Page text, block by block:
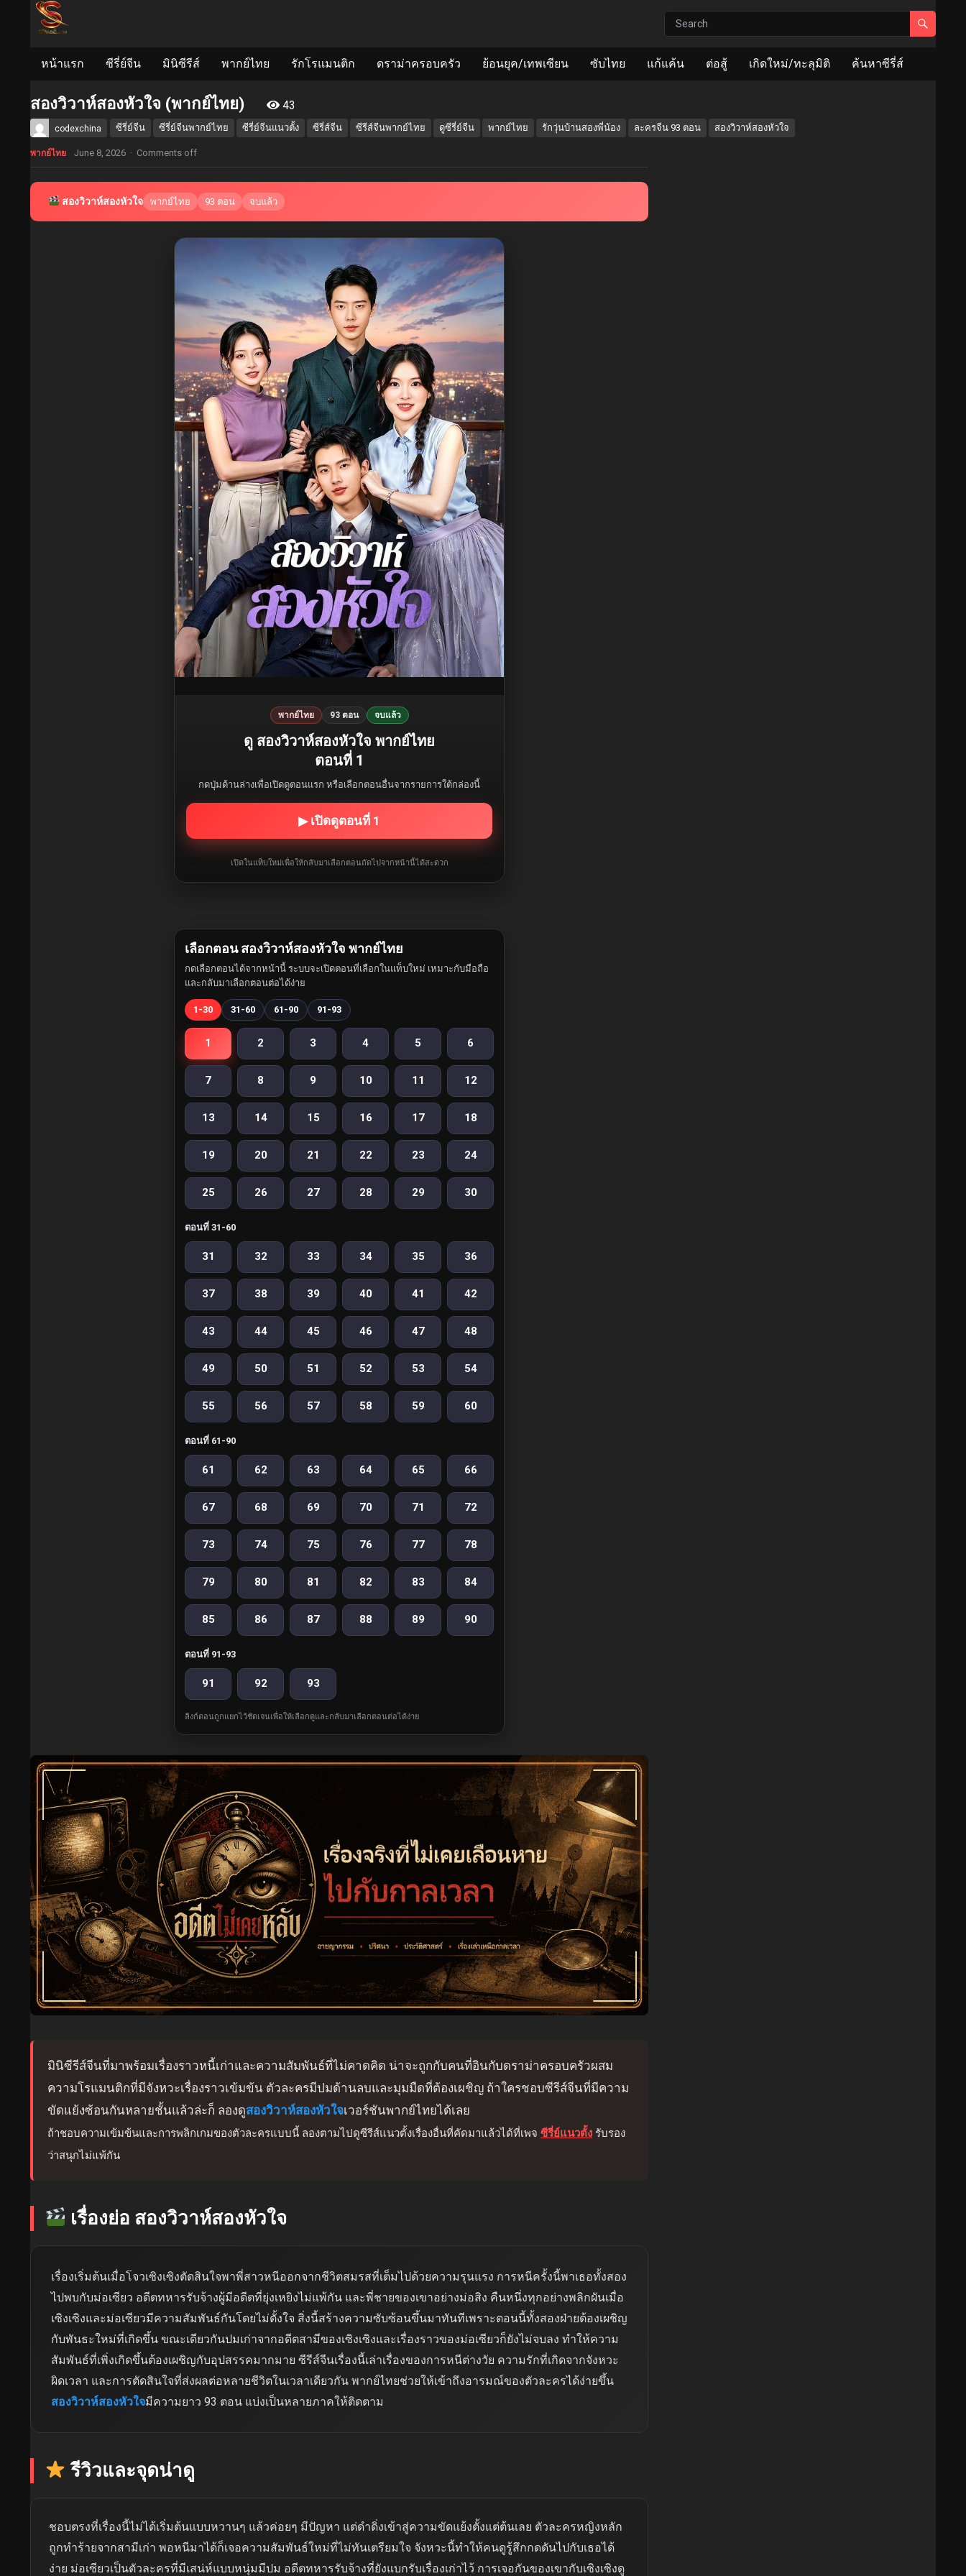
หน้าแรก ซีรี่ย์จีน มินิซีรีส์ พากย์ไทย รักโรแมนติก ดราม่าครอบครัว ย้อนยุค/เทพเซียน ซับไทย แก้แค้น ต่อสู้ เกิดใหม่/ทะลุมิติ ค้นหาซีรี่ส์
สองวิวาห์สองหัวใจ (พากย์ไทย) 43
codexchina ซีรี่ย์จีน ซีรี่ย์จีนพากย์ไทย ซีรี่ย์จีนแนวตั้ง ซีรี่ส์จีน ซีรีส์จีนพากย์ไทย ดูซีรี่ย์จีน พากย์ไทย รักวุ่นบ้านสองพี่น้อง ละครจีน 93 ตอน สองวิวาห์สองหัวใจ
พากย์ไทย June 8, 2026 · Comments off
สองวิวาห์สองหัวใจ พากย์ไทย 93 ตอน จบแล้ว
พากย์ไทย 93 ตอน จบแล้ว
ดู สองวิวาห์สองหัวใจ พากย์ไทย
ตอนที่ 1
กดปุ่มด้านล่างเพื่อเปิดดูตอนแรก หรือเลือกตอนอื่นจากรายการใต้กล่องนี้
▶ เปิดดูตอนที่ 1
เปิดในแท็บใหม่เพื่อให้กลับมาเลือกตอนถัดไปจากหน้านี้ได้สะดวก
เลือกตอน สองวิวาห์สองหัวใจ พากย์ไทย
กดเลือกตอนได้จากหน้านี้ ระบบจะเปิดตอนที่เลือกในแท็บใหม่ เหมาะกับมือถือ
และกลับมาเลือกตอนต่อได้ง่าย
1-30 31-60 61-90 91-93
1 2 3 4 5 6
7 8 9 10 11 12
13 14 15 16 17 18
19 20 21 22 23 24
25 26 27 28 29 30
ตอนที่ 31-60
31 32 33 34 35 36
37 38 39 40 41 42
43 44 45 46 47 48
49 50 51 52 53 54
55 56 57 58 59 60
ตอนที่ 61-90
61 62 63 64 65 66
67 68 69 70 71 72
73 74 75 76 77 78
79 80 81 82 83 84
85 86 87 88 89 90
ตอนที่ 91-93
91 92 93
ลิงก์ตอนถูกแยกไว้ชัดเจนเพื่อให้เลือกดูและกลับมาเลือกตอนต่อได้ง่าย
มินิซีรีส์จีนที่มาพร้อมเรื่องราวหนี้เก่าและความสัมพันธ์ที่ไม่คาดคิด น่าจะถูกกับคนที่อินกับดราม่าครอบครัวผสม
ความโรแมนติกที่มีจังหวะเรื่องราวเข้มข้น ตัวละครมีปมด้านลบและมุมมืดที่ต้องเผชิญ ถ้าใครชอบซีรีส์จีนที่มีความ
ขัดแย้งซ้อนกันหลายชั้นแล้วล่ะก็ ลองดูสองวิวาห์สองหัวใจเวอร์ชันพากย์ไทยได้เลย
ถ้าชอบความเข้มข้นและการพลิกเกมของตัวละครแบบนี้ ลองตามไปดูซีรีส์แนวตั้งเรื่องอื่นที่คัดมาแล้วได้ที่เพจ ซีรี่ย์แนวตั้ง รับรอง
ว่าสนุกไม่แพ้กัน
เรื่องย่อ สองวิวาห์สองหัวใจ
เรื่องเริ่มต้นเมื่อโจวเซิงเซิงตัดสินใจพาพี่สาวหนีออกจากชีวิตสมรสที่เต็มไปด้วยความรุนแรง การหนีครั้งนี้พาเธอทั้งสอง
ไปพบกับม่อเซียว อดีตทหารรับจ้างผู้มีอดีตที่ยุ่งเหยิงไม่แพ้กัน และพี่ชายของเขาอย่างม่อสิง คืนหนึ่งทุกอย่างพลิกผันเมื่อ
เซิงเซิงและม่อเซียวมีความสัมพันธ์กันโดยไม่ตั้งใจ สิ่งนี้สร้างความซับซ้อนขึ้นมาทันทีเพราะตอนนี้ทั้งสองฝ่ายต้องเผชิญ
กับพันธะใหม่ที่เกิดขึ้น ขณะเดียวกันปมเก่าจากอดีตสามีของเซิงเซิงและเรื่องราวของม่อเซียวก็ยังไม่จบลง ทำให้ความ
สัมพันธ์ที่เพิ่งเกิดขึ้นต้องเผชิญกับอุปสรรคมากมาย ซีรีส์จีนเรื่องนี้เล่าเรื่องของการหนีต่างวัย ความรักที่เกิดจากจังหวะ
ผิดเวลา และการตัดสินใจที่ส่งผลต่อหลายชีวิตในเวลาเดียวกัน พากย์ไทยช่วยให้เข้าถึงอารมณ์ของตัวละครได้ง่ายขึ้น
สองวิวาห์สองหัวใจมีความยาว 93 ตอน แบ่งเป็นหลายภาคให้ติดตาม
รีวิวและจุดน่าดู
ชอบตรงที่เรื่องนี้ไม่ได้เริ่มต้นแบบหวานๆ แล้วค่อยๆ มีปัญหา แต่ดำดิ่งเข้าสู่ความขัดแย้งตั้งแต่ต้นเลย ตัวละครหญิงหลัก
ถูกทำร้ายจากสามีเก่า พอหนีมาได้ก็เจอความสัมพันธ์ใหม่ที่ไม่ทันเตรียมใจ จังหวะนี้ทำให้คนดูรู้สึกกดดันไปกับเธอได้
ง่าย ม่อเซียวเป็นตัวละครที่มีเสน่ห์แบบหนุ่มมีปม อดีตทหารรับจ้างที่ยังแบกรับเรื่องเก่าไว้ การเจอกันของเขากับเซิงเซิงดู